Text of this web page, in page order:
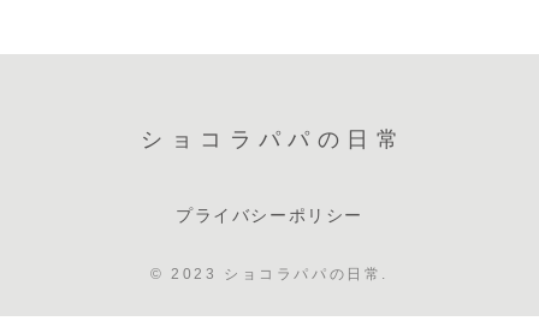
ショコラパパの日常
プライバシーポリシー
© 2023 ショコラパパの日常.